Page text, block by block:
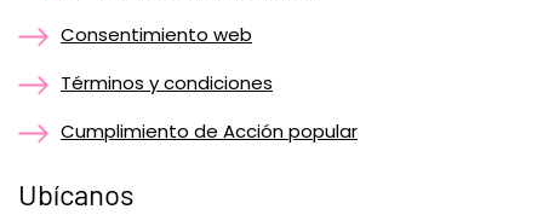
Consentimiento web
Términos y condiciones
Cumplimiento de Acción popular
Ubícanos